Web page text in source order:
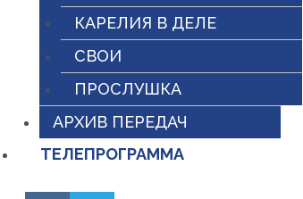
КАРЕЛИЯ В ДЕЛЕ
СВОИ
ПРОСЛУШКА
АРХИВ ПЕРЕДАЧ
ТЕЛЕПРОГРАММА